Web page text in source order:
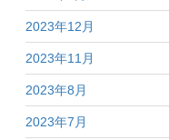
2023年12月
2023年11月
2023年8月
2023年7月